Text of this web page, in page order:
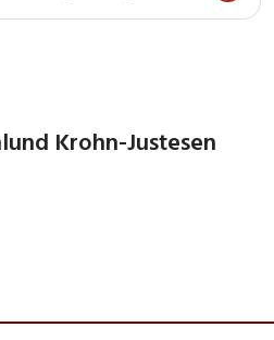
Krohn-Justesen